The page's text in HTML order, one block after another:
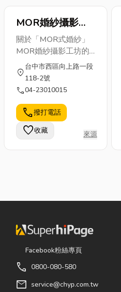
MOR婚紗攝影工
坊
關於「MOR式婚紗」
MOR婚紗攝影工坊的
攝影團隊完整跳脫傳統
婚紗構圖觀念，靈活補
捉光影與人物當下的氛
色的感動，為新人創造
簡約雅緻、渾然天成、
專注在新人特質的影像
看性。婚紗攝影、婚禮
(峇里島/長灘島/日
本)，我們位於台灣台
中，一個座擁得天獨厚
美景資源的中台灣(日
月潭/阿里山)，歡迎台
灣、香港、中國新人來
location_on
台中市西區向上路一段
118-2號
call04-23010015
call撥打電話
favorite收藏 來源
Facebook粉絲專頁
call 0800-080-580
mail service@chyp.com.tw